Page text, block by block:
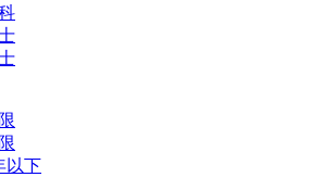
以下